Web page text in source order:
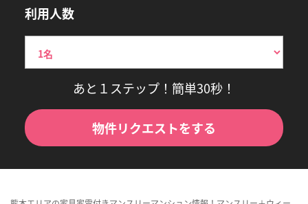
利用人数
あと１ステップ！簡単30秒！
物件リクエストをする